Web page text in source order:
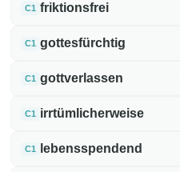
C1 friktionsfrei
C1 gottesfürchtig
C1 gottverlassen
C1 irrtümlicherweise
C1 lebensspendend